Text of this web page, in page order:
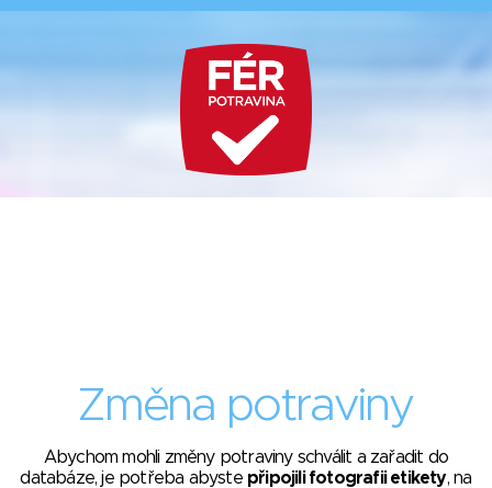
Změna potraviny
Abychom mohli změny potraviny schválit a zařadit do
databáze, je potřeba abyste připojili fotografii etikety, na